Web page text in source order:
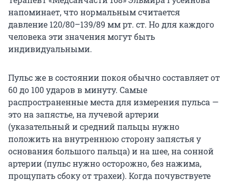
напоминает, что нормальным считается
давление 120/80–139/89 мм рт. ст. Но для каждого
человека эти значения могут быть
индивидуальными.
Пульс же в состоянии покоя обычно составляет от
60 до 100 ударов в минуту. Самые
распространенные места для измерения пульса —
это на запястье, на лучевой артерии
(указательный и средний пальцы нужно
положить на внутреннюю сторону запястья у
основания большого пальца) и на шее, на сонной
артерии (пульс нужно осторожно, без нажима,
прощупать сбоку от трахеи). Когда почувствуете